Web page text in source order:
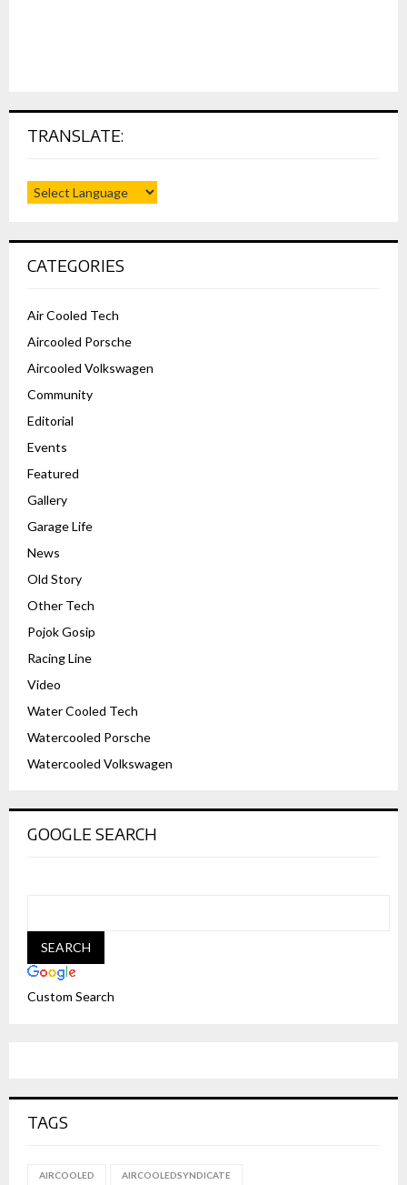
TRANSLATE:
CATEGORIES
Air Cooled Tech
Aircooled Porsche
Aircooled Volkswagen
Community
Editorial
Events
Featured
Gallery
Garage Life
News
Old Story
Other Tech
Pojok Gosip
Racing Line
Video
Water Cooled Tech
Watercooled Porsche
Watercooled Volkswagen
GOOGLE SEARCH
Custom Search
TAGS
AIRCOOLED AIRCOOLEDSYNDICATE